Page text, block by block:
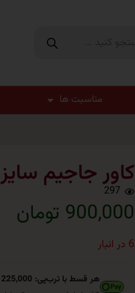
مناسبت ها
کاور جاجیم سایز 6
297
900,000 تومان
6 در انبار
هر قسط با ترب‌پی: 225,000 تومان